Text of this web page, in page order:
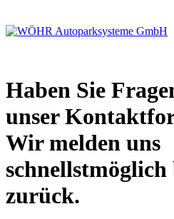
Haben Sie
unser
Wir melden uns
zurück.